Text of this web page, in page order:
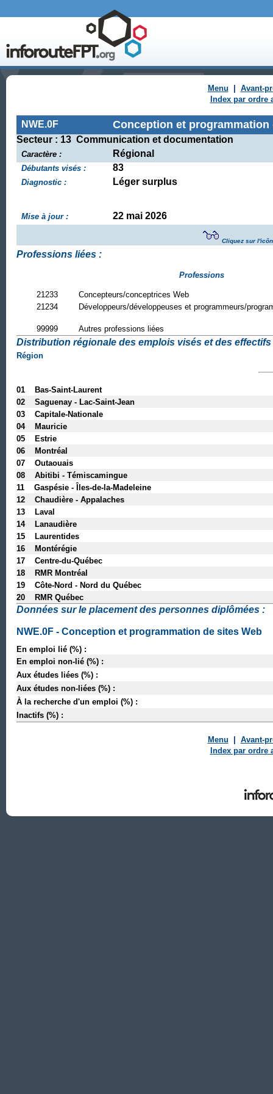
Menu
Avant-
Index par ordre
NWE.0F Conception et programmation
Secteur : 13 Communication et documentation
Caractère : Régional
Débutants visés : 83
Diagnostic : Léger surplus
Mise à jour : 22 mai 2026
Cliquez sur
Professions liées :
Professions
21233
Concepteurs/conceptrices Web
21234
Développeurs/développeuses et programmeurs/
99999 Autres professions liées
Distribution régionale des emplois visés et des effectifs
Région
01 Bas-Saint-Laurent
02 Saguenay - Lac-Saint-Jean
03 Capitale-Nationale
04 Mauricie
05 Estrie
06 Montréal
07 Outaouais
08 Abitibi - Témiscamingue
11 Gaspésie - Îles-de-la-Madeleine
12 Chaudière - Appalaches
13 Laval
14 Lanaudière
15 Laurentides
16 Montérégie
17 Centre-du-Québec
18 RMR Montréal
19 Côte-Nord - Nord du Québec
20 RMR Québec
Données sur le placement des personnes diplômées :
NWE.0F - Conception et programmation de sites Web
En emploi lié (%) :
En emploi non-lié (%) :
Aux études liées (%) :
Aux études non-liées (%) :
À la recherche d'un emploi (%) :
Inactifs (%) :
Menu
Avant-
Index par ordre